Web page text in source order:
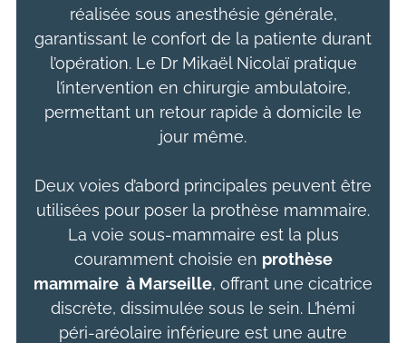
réalisée sous anesthésie générale,
garantissant le confort de la patiente durant
l’opération. Le Dr Mikaël Nicolaï pratique
l’intervention en chirurgie ambulatoire,
permettant un retour rapide à domicile le
jour même.
Deux voies d’abord principales peuvent être
utilisées pour poser la prothèse mammaire.
La voie sous-mammaire est la plus
couramment choisie en prothèse
mammaire à Marseille, offrant une cicatrice
discrète, dissimulée sous le sein. L’hémi
péri-aréolaire inférieure est une autre